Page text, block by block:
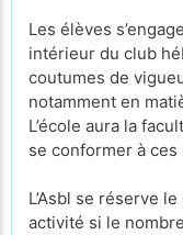
Les élèves
intérieur du club
coutumes de
notamment en
L’école aura la
se conformer à ces
L’Asbl se réserve
activité si le